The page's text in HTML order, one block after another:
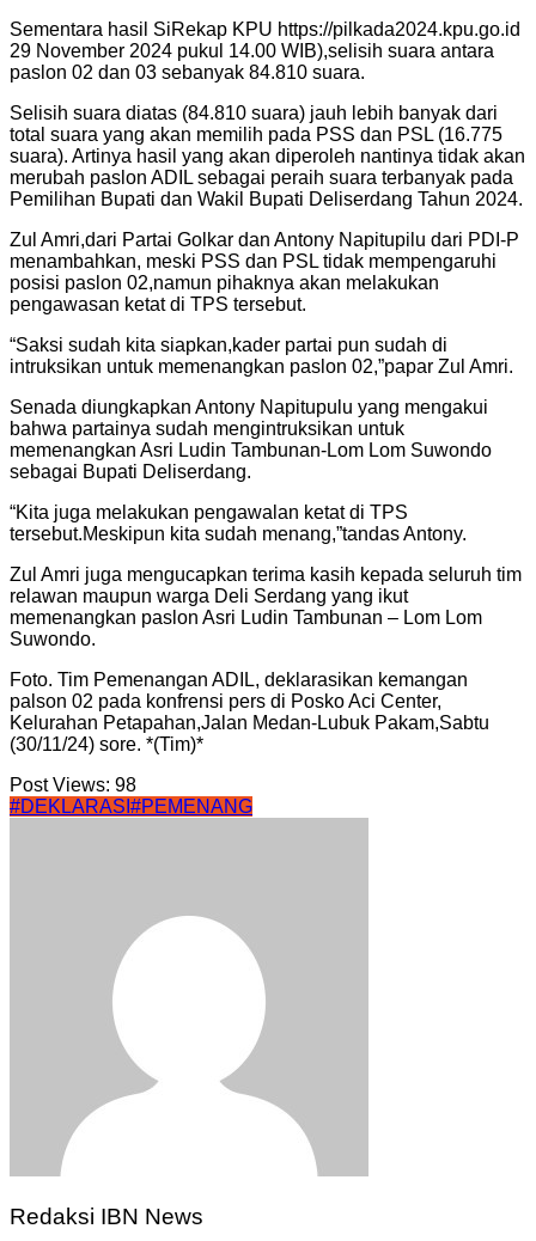
Sementara hasil SiRekap KPU https://pilkada2024.kpu.go.id
29 November 2024 pukul 14.00 WIB),selisih suara antara
paslon 02 dan 03 sebanyak 84.810 suara.
Selisih suara diatas (84.810 suara) jauh lebih banyak dari
total suara yang akan memilih pada PSS dan PSL (16.775
suara). Artinya hasil yang akan diperoleh nantinya tidak akan
merubah paslon ADIL sebagai peraih suara terbanyak pada
Pemilihan Bupati dan Wakil Bupati Deliserdang Tahun 2024.
Zul Amri,dari Partai Golkar dan Antony Napitupilu dari PDI-P
menambahkan, meski PSS dan PSL tidak mempengaruhi
posisi paslon 02,namun pihaknya akan melakukan
pengawasan ketat di TPS tersebut.
“Saksi sudah kita siapkan,kader partai pun sudah di
intruksikan untuk memenangkan paslon 02,”papar Zul Amri.
Senada diungkapkan Antony Napitupulu yang mengakui
bahwa partainya sudah mengintruksikan untuk
memenangkan Asri Ludin Tambunan-Lom Lom Suwondo
sebagai Bupati Deliserdang.
“Kita juga melakukan pengawalan ketat di TPS
tersebut.Meskipun kita sudah menang,”tandas Antony.
Zul Amri juga mengucapkan terima kasih kepada seluruh tim
relawan maupun warga Deli Serdang yang ikut
memenangkan paslon Asri Ludin Tambunan – Lom Lom
Suwondo.
Foto. Tim Pemenangan ADIL, deklarasikan kemangan
palson 02 pada konfrensi pers di Posko Aci Center,
Kelurahan Petapahan,Jalan Medan-Lubuk Pakam,Sabtu
(30/11/24) sore. *(Tim)*
Post Views: 98
#DEKLARASI #PEMENANG
Redaksi IBN News